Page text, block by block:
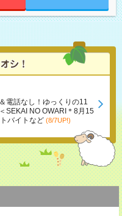
電話なし！ゆっくりの11
SEKAI NO OWARI＊8月15
バイトなど (8/7UP!)